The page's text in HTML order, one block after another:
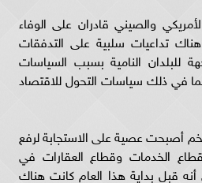
والصيني قادران على الوفاء
تداعيات سلبية على التدفقات
للبلدان النامية بسبب السياسات
في ذلك سياسات التحول للاقتصاد
أصبحت عصية على الاستجابة لرفع
الخدمات وقطاع العقارات في
أنه ⁠⁠قبل بداية هذا العام كانت هناك